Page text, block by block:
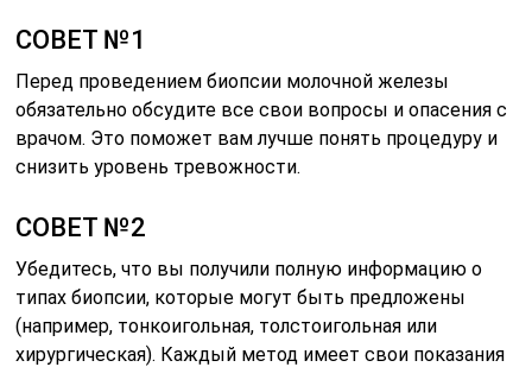
СОВЕТ №1
Перед проведением биопсии молочной железы
обязательно обсудите все свои вопросы и опасения с
врачом. Это поможет вам лучше понять процедуру и
снизить уровень тревожности.
СОВЕТ №2
Убедитесь, что вы получили полную информацию о
типах биопсии, которые могут быть предложены
(например, тонкоигольная, толстоигольная или
хирургическая). Каждый метод имеет свои показания